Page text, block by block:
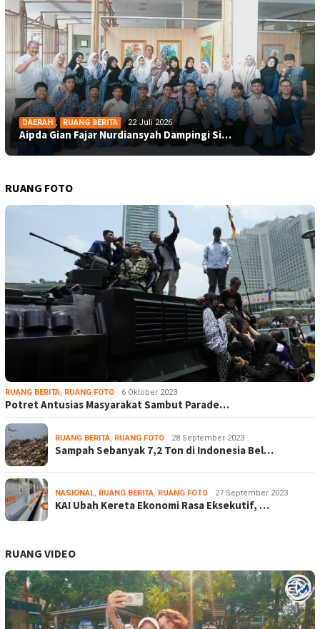
DAERAH , RUANG BERITA 22 Juli 2026
Aipda Gian Fajar Nurdiansyah Dampingi Si…
RUANG FOTO
RUANG BERITA, RUANG FOTO 6 Oktober 2023
Potret Antusias Masyarakat Sambut Parade…
RUANG BERITA, RUANG FOTO 28 September 2023
Sampah Sebanyak 7,2 Ton di Indonesia Bel…
NASIONAL, RUANG BERITA, RUANG FOTO 27 September 2023
KAI Ubah Kereta Ekonomi Rasa Eksekutif, …
RUANG VIDEO